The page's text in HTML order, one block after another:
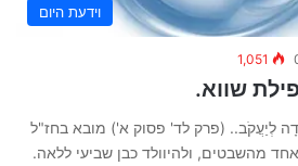
וידעת היום
1,051
לְיַעֲקֹב.. (פרק לד' פסוק א') מובא בחז"ל
מהשבטים, ולהיוולד כבן שביעי ללאה.